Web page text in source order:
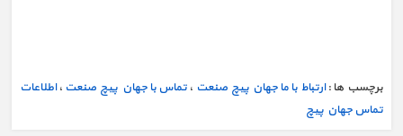
برچسب ها :ارتباط با ما جهان پیچ صنعت ، تماس با جهان پیچ صنعت ،اطلاعات
تماس جهان پیچ